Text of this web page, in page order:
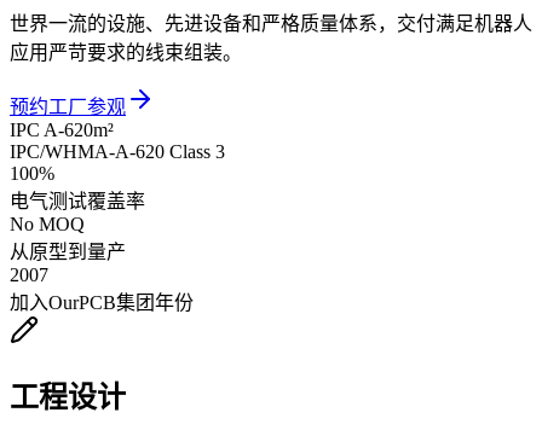
世界一流的设施、先进设备和严格质量体系，交付满足机器人
应用严苛要求的线束组装。
预约工厂参观
IPC A-620m²
IPC/WHMA-A-620 Class 3
100%
电气测试覆盖率
No MOQ
从原型到量产
2007
加入OurPCB集团年份
工程设计